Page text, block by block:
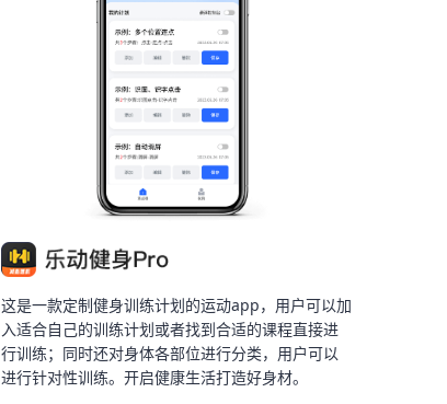
这是一款定制健身训练计划的运动app，用户可以加
入适合自己的训练计划或者找到合适的课程直接进
行训练；同时还对身体各部位进行分类，用户可以
进行针对性训练。开启健康生活打造好身材。